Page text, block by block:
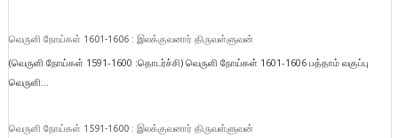
வெருளி நோய்கள் 1601-1606 : இலக்குவனார் திருவள்ளுவன்
(வெருளி நோய்கள் 1591-1600 :தொடர்ச்சி) வெருளி நோய்கள் 1601-1606 பத்தாம் வகுப்பு
வெருளி...
வெருளி நோய்கள் 1591-1600 : இலக்குவனார் திருவள்ளுவன்